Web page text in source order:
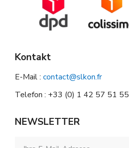
Kontakt
E-Mail : contact@slkon.fr
Telefon : +33 (0) 1 42 57 51 55
NEWSLETTER